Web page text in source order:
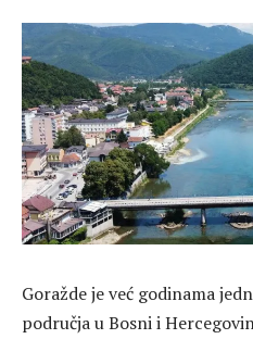
Goražde je već godinama
područja u Bosni i